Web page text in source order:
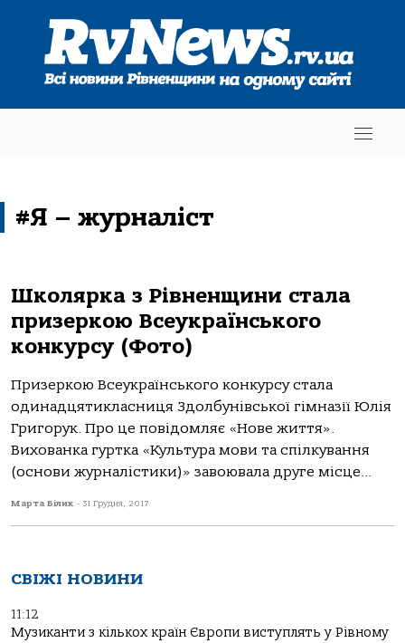
#Я – журналіст
Школярка з Рівненщини стала
призеркою Всеукраїнського
конкурсу (Фото)
Призеркою Всеукраїнського конкурсу стала
одинадцятикласниця Здолбунівської гімназії Юлія
Григорук. Про це повідомляє «Нове життя».
Вихованка гуртка «Культура мови та спілкування
(основи журналістики)» завоювала друге місце...
Марта Білик - 31 Грудня, 2017
СВІЖІ НОВИНИ
11:12
Музиканти з кількох країн Європи виступлять у Рівному